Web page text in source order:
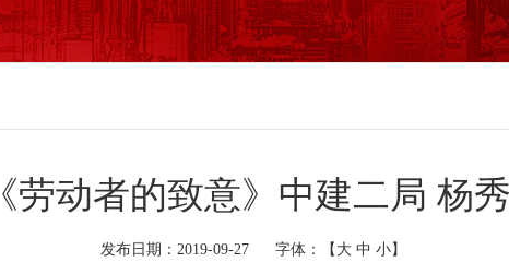
《劳动者的致意》中建二局 杨
发布日期：2019-09-27 字体：【 大 中 小】